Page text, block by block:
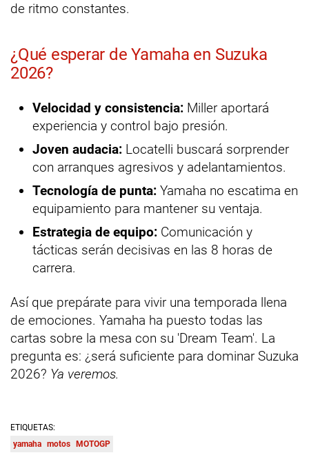
de ritmo constantes.
¿Qué esperar de Yamaha en Suzuka
2026?
Velocidad y consistencia: Miller aportará
experiencia y control bajo presión.
Joven audacia: Locatelli buscará sorprender
con arranques agresivos y adelantamientos.
Tecnología de punta: Yamaha no escatima en
equipamiento para mantener su ventaja.
Estrategia de equipo: Comunicación y
tácticas serán decisivas en las 8 horas de
carrera.
Así que prepárate para vivir una temporada llena
de emociones. Yamaha ha puesto todas las
cartas sobre la mesa con su 'Dream Team'. La
pregunta es: ¿será suficiente para dominar Suzuka
2026? Ya veremos.
ETIQUETAS:
yamaha motos MOTOGP